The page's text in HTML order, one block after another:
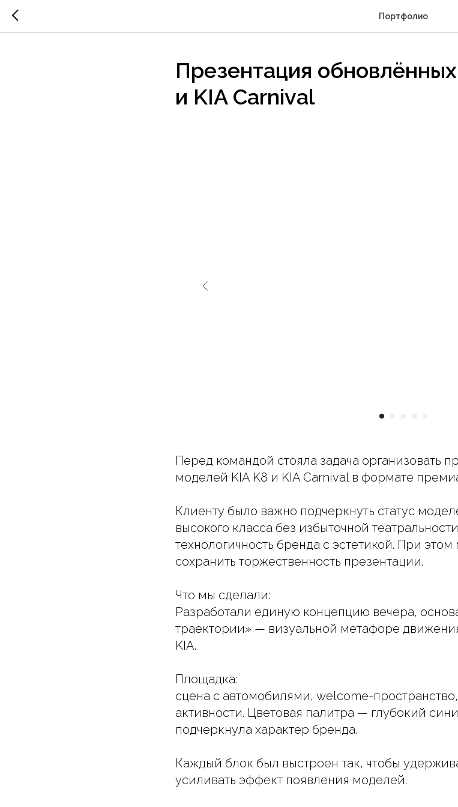
Портфолио
Презентация
и KIA Carnival
Перед командой стояла задача организовать
моделей KIA K8 и KIA Carnival в формате
Клиенту было важно подчеркнуть статус
высокого класса без избыточной
технологичность бренда с эстетикой. При
сохранить торжественность презентации.
Что мы сделали:
Разработали единую концепцию вечера,
траектории» — визуальной метафоре
KIA.
Площадка:
сцена с автомобилями, welcome-
активности. Цветовая палитра — глубокий
подчеркнула характер бренда.
Каждый блок был выстроен так, чтобы
усиливать эффект появления моделей.